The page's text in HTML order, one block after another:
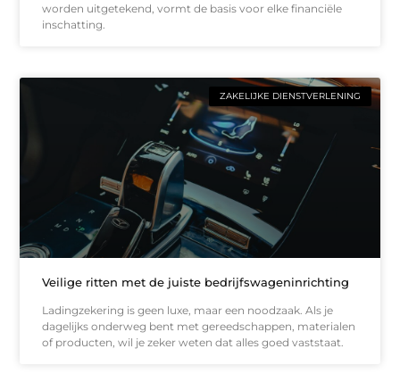
worden uitgetekend, vormt de basis voor elke financiële
inschatting.
ZAKELIJKE DIENSTVERLENING
Veilige ritten met de juiste bedrijfswageninrichting
Ladingzekering is geen luxe, maar een noodzaak. Als je
dagelijks onderweg bent met gereedschappen, materialen
of producten, wil je zeker weten dat alles goed vaststaat.